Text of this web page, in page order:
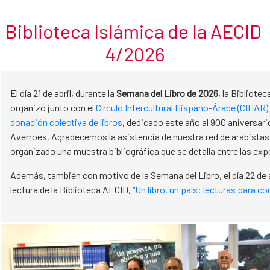
Biblioteca Islámica de la AECID
4/2026
El día 21 de abril, durante la Semana del Libro de 2026, la
organizó junto con el Círculo Intercultural Hispano-Árabe (CIHAR)
donación colectiva de libros, dedicado este año al 900
Averroes. Agradecemos la asistencia de nuestra red de
organizado una muestra bibliográfica que se detalla entre las
Además, también con motivo de la Semana del Libro, el día 22
lectura de la Biblioteca AECID, “Un libro, un país: lecturas para